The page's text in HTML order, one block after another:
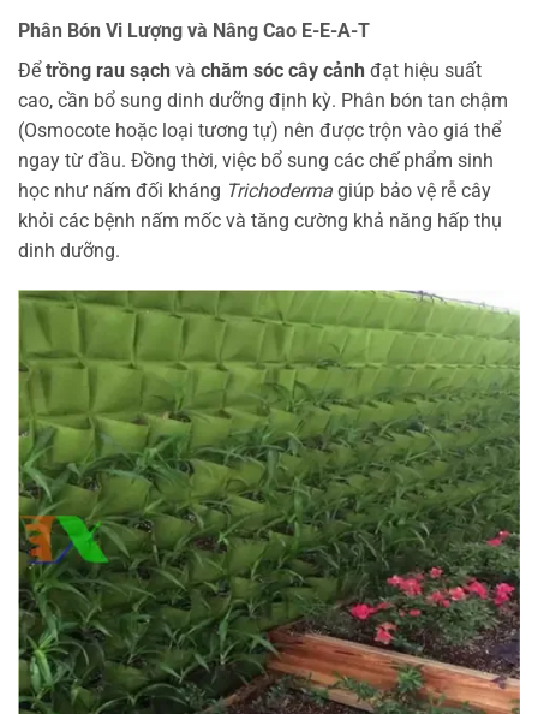
Phân Bón Vi Lượng và Nâng Cao E-E-A-T
Đểtrồng rau sạch và chăm sóc cây cảnh đạt hiệu suất
cao, cần bổ sung dinh dưỡng định kỳ. Phân bón tan chậm
(Osmocote hoặc loại tương tự) nên được trộn vào giá thể
ngay từ đầu. Đồng thời, việc bổ sung các chế phẩm sinh
học như nấm đối kháng Trichoderma giúp bảo vệ rễ cây
khỏi các bệnh nấm mốc và tăng cường khả năng hấp thụ
dinh dưỡng.